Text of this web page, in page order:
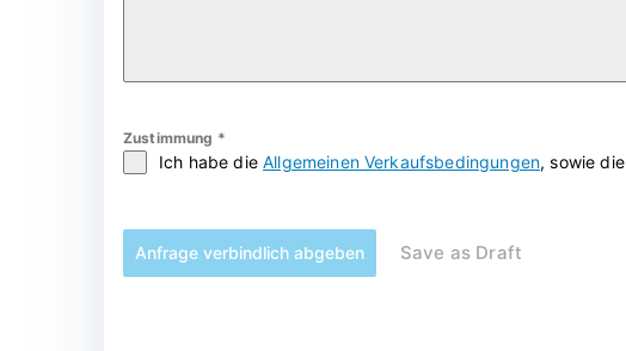
Zustimmung *
Ich habe dieAllgemeinen Verkaufsbedingungen, sowie die
Anfrage verbindlich abgeben Save as Draft